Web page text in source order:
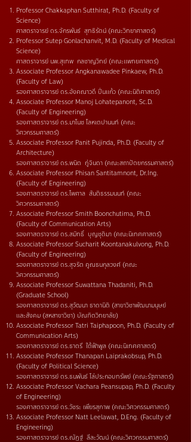
Professor Chakkaphan Sutthirat, Ph.D. (Faculty of
Science)
ศาสตราจารย์ ดร.จักรพันธ์ สุทธิรัตน์ (คณะวิทยาศาสตร์)
Professor Sutep Gonlachanvit, M.D. (Faculty of Medical
Science)
ศาสตราจารย์ นพ.สุเทพ กลชาญวิทย์ (คณะแพทยศาสตร์)
Associate Professor Angkanawadee Pinkaew, Ph.D.
(Faculty of Law)
รองศาสตราจารย์ ดร.อังคณาวดี ปิ่นแก้ว (คณะนิติศาสตร์)
Associate Professor Manoj Lohatepanont, Sc.D.
(Faculty of Engineering)
รองศาสตราจารย์ ดร.มาโนช โลหเตปานนท์ (คณะ
วิศวกรรมศาสตร์)
Associate Professor Panit Pujinda, Ph.D. (Faculty of
Architecture)
รองศาสตราจารย์ ดร.พนิต ภู่จินดา (คณะสถาปัตยกรรมศาสตร์)
Associate Professor Phisan Santitamnont, Dr.Ing.
(Faculty of Engineering)
รองศาสตราจารย์ ดร.ไพศาล สันติธรรมนนท์ (คณะ
วิศวกรรมศาสตร์)
Associate Professor Smith Boonchutima, Ph.D.
(Faculty of Communication Arts)
รองศาสตราจารย์ ดร.สมิทธิ์ บุญชุติมา (คณะนิเทศศาสตร์)
Associate Professor Sucharit Koontanakulvong, Ph.D.
(Faculty of Engineering)
รองศาสตราจารย์ ดร.สุจริต คูณธนกุลวงศ์ (คณะ
วิศวกรรมศาสตร์)
Associate Professor Suwattana Thadaniti, Ph.D.
(Graduate School)
รองศาสตราจารย์ ดร.สุวัฒนา ธาดานิติ (สาขาวิชาพัฒนามนุษย์
และสังคม (สหสาขาวิชา) บัณฑิตวิทยาลัย)
Associate Professor Tatri Taiphapoon, Ph.D. (Faculty of
Communication Arts)
รองศาสตราจารย์ ดร.ธาตรี ใต้ฟ้าพูล (คณะนิเทศศาสตร์)
Associate Professor Thanapan Laiprakobsup, Ph.D.
(Faculty of Political Science)
รองศาสตราจารย์ ดร.ธนพันธ์ ไล่ประกอบทรัพย์ (คณะรัฐศาสตร์)
Associate Professor Vachara Peansupap, Ph.D. (Faculty
of Engineering)
รองศาสตราจารย์ ดร.วัชระ เพียรสุภาพ (คณะวิศวกรรมศาสตร์)
Associate Professor Natt Leelawat, D.Eng. (Faculty of
Engineering)
รองศาสตราจารย์ ดร.ณัฏฐ์ ลีละวัฒน์ (คณะวิศวกรรมศาสตร์)